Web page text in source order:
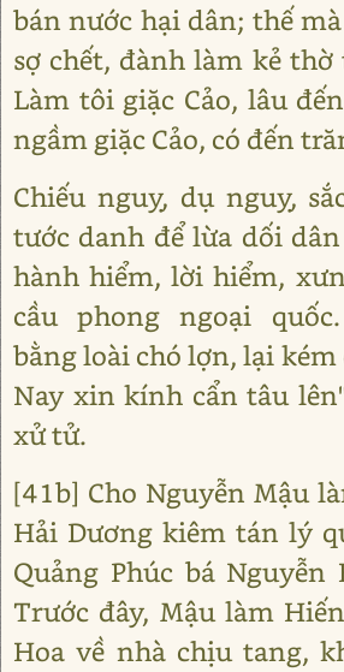
bán nước hại dân; thế
sợ chết, đành làm kẻ thờ
Làm tôi giặc Cảo, lâu
ngầm giặc Cảo, có đến
Chiếu nguỵ, dụ nguỵ,
tước danh để lừa dối
hành hiểm, lời hiểm,
cầu phong ngoại
bằng loài chó lợn, lại
Nay xin kính cẩn tâu
xử tử.
[41b] Cho Nguyễn Mậu
Hải Dương kiêm tán lý
Quảng Phúc bá Nguyễn
Trước đây, Mậu làm
Hoa về nhà chịu tang,